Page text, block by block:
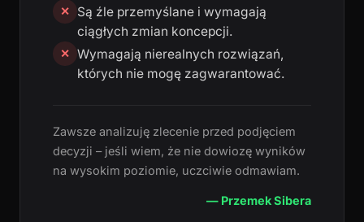
✕
Są źle przemyślane i wymagają
ciągłych zmian koncepcji.
✕ Wymagają nierealnych rozwiązań,
których nie mogę zagwarantować.
Zawsze analizuję zlecenie przed podjęciem
decyzji – jeśli wiem, że nie dowiozę wyników
na wysokim poziomie, uczciwie odmawiam.
— Przemek Sibera